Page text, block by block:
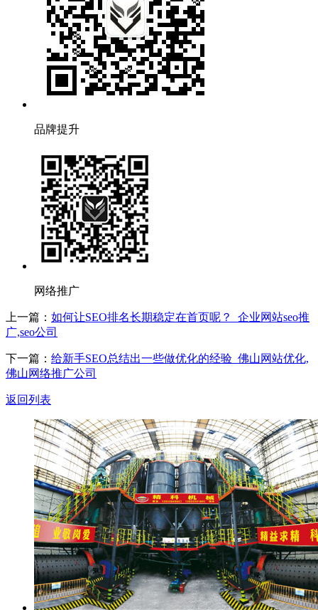
品牌提升
网络推广
上一篇： 如何让SEO排名长期稳定在首页呢？_企业网站seo推
广,seo公司
下一篇： 给新手SEO总结出一些做优化的经验_佛山网站优化,
佛山网络推广公司
返回列表